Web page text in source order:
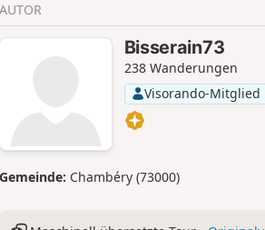
AUTOR
Bisserain73
238 Wanderungen
Visorando-Mitglied
Gemeinde: Chambéry (73000)